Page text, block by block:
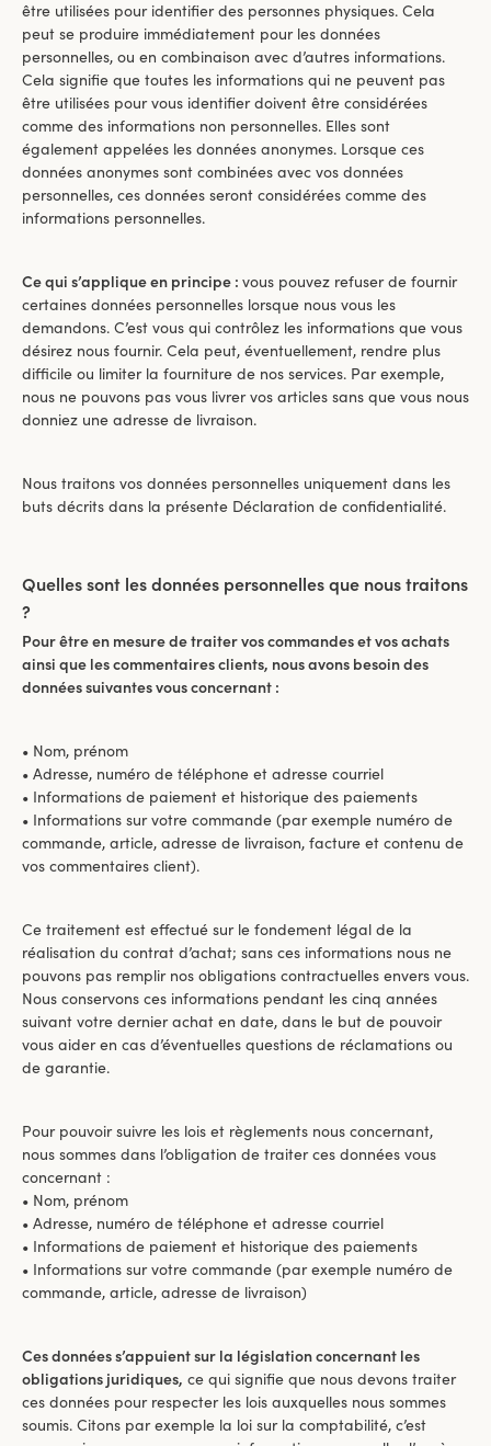
être utilisées pour identifier des personnes physiques. Cela
peut se produire immédiatement pour les données
personnelles, ou en combinaison avec d’autres informations.
Cela signifie que toutes les informations qui ne peuvent pas
être utilisées pour vous identifier doivent être considérées
comme des informations non personnelles. Elles sont
également appelées les données anonymes. Lorsque ces
données anonymes sont combinées avec vos données
personnelles, ces données seront considérées comme des
informations personnelles.
Ce qui s’applique en principe : vous pouvez refuser de fournir
certaines données personnelles lorsque nous vous les
demandons. C’est vous qui contrôlez les informations que vous
désirez nous fournir. Cela peut, éventuellement, rendre plus
difficile ou limiter la fourniture de nos services. Par exemple,
nous ne pouvons pas vous livrer vos articles sans que vous nous
donniez une adresse de livraison.
Nous traitons vos données personnelles uniquement dans les
buts décrits dans la présente Déclaration de confidentialité.
Quelles sont les données personnelles que nous traitons
?
Pour être en mesure de traiter vos commandes et vos achats
ainsi que les commentaires clients, nous avons besoin des
données suivantes vous concernant :
• Nom, prénom
• Adresse, numéro de téléphone et adresse courriel
• Informations de paiement et historique des paiements
• Informations sur votre commande (par exemple numéro de
commande, article, adresse de livraison, facture et contenu de
vos commentaires client).
Ce traitement est effectué sur le fondement légal de la
réalisation du contrat d’achat; sans ces informations nous ne
pouvons pas remplir nos obligations contractuelles envers vous.
Nous conservons ces informations pendant les cinq années
suivant votre dernier achat en date, dans le but de pouvoir
vous aider en cas d’éventuelles questions de réclamations ou
de garantie.
Pour pouvoir suivre les lois et règlements nous concernant,
nous sommes dans l’obligation de traiter ces données vous
concernant :
• Nom, prénom
• Adresse, numéro de téléphone et adresse courriel
• Informations de paiement et historique des paiements
• Informations sur votre commande (par exemple numéro de
commande, article, adresse de livraison)
Ces données s’appuient sur la législation concernant les
obligations juridiques, ce qui signifie que nous devons traiter
ces données pour respecter les lois auxquelles nous sommes
soumis. Citons par exemple la loi sur la comptabilité, c’est